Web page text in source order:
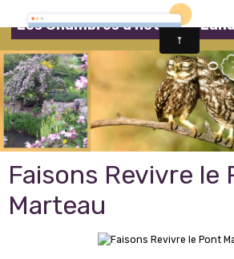
Les Chambres d'hôtes de
Faisons Revivre le
Marteau